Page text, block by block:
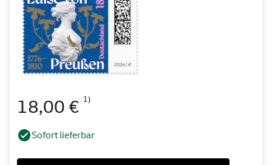
18,00 € 1)
Sofort lieferbar